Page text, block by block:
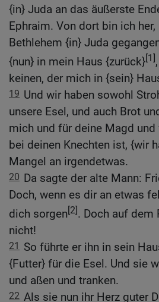
{in} Juda an das äußerste
Ephraim. Von dort bin ich
Bethlehem {in} Juda
{nun} in mein Haus {zurück}[1]
keinen, der mich in {sein}
19 Und wir haben sowohl
unsere Esel, und auch Brot
mich und für deine Magd und
bei deinen Knechten ist, {wir
Mangel an irgendetwas.
20 Da sagte der alte Mann:
Doch, wenn es dir an etwas
dich sorgen[2]. Doch auf dem
nicht!
21
So führte er ihn in sein
{Futter} für die Esel. Und sie
und aßen und tranken.
22 Als sie nun ihr Herz guter